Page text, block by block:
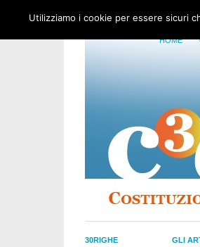
HOME
30RIGHE GLI
Utilizziamo i cookie per essere sicuri